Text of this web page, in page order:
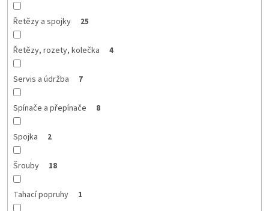
Řetězy a spojky 25
Řetězy, rozety, kolečka 4
Servis a údržba 7
Spínače a přepínače 8
Spojka 2
Šrouby 18
Tahací popruhy 1